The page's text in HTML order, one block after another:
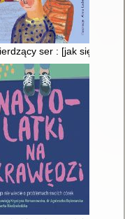
prawo do agresji?
ser : [jak się